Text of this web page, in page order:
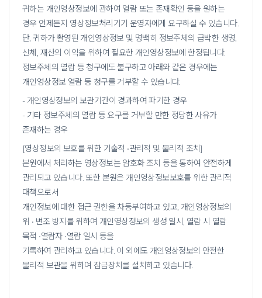
귀하는 개인영상정보에 관하여 열람 또는 존재확인 등을 원하는
경우 언제든지 영상정보처리기기 운영자에게 요구하실 수 있습니다.
단, 귀하가 촬영된 개인영상정보 및 명백히 정보주체의 급박한 생명,
신체, 재산의 이익을 위하여 필요한 개인영상정보에 한정됩니다.
정보주체의 열람 등 청구에도 불구하고 아래와 같은 경우에는
개인영상정보 열람 등 청구를 거부할 수 있습니다.
- 개인영상정보의 보관기간이 경과하여 파기한 경우
- 기타 정보주체의 열람 등 요구를 거부할 만한 정당한 사유가
존재하는 경우
[영상정보의 보호를 위한 기술적 •관리적 및 물리적 조치]
본원에서 처리하는 영상정보는 암호화 조치 등을 통하여 안전하게
관리되고 있습니다. 또한 본원은 개인영상정보보호를 위한 관리적
대책으로서
개인정보에 대한 접근 권한을 차등부여하고 있고, 개인영상정보의
위 • 변조 방지를 위하여 개인영상정보의 생성 일시, 열람 시 열람
목적 •열람자 •열람 일시 등을
기록하여 관리하고 있습니다. 이 외에도 개인영상정보의 안전한
물리적 보관을 위하여 잠금장치를 설치하고 있습니다.